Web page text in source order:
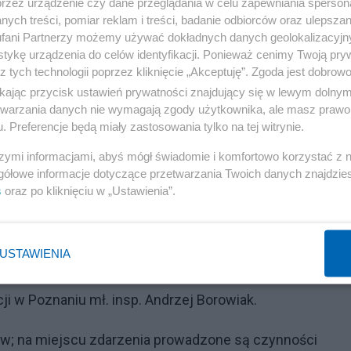
Reklama
uciekło z miejsca zdarzenia szarym
mieć przy sobie siekiery, tasaki i kije bejsbolowe.
porachunki.
potwierdził, że osoba, która trafiła do szpitala, to
dla całej jednostki policji w Pleszewie,
Poznaniu mł. insp. Andrzej Borowiak.
na miejscu zdarzenia prowadzone są czynności
treści, pomiar reklam i treści, badanie odbiorców oraz
Partnerzy możemy używać dokładnych danych
urządzenia do celów identyfikacji. Ponieważ cenimy Twoją
tych technologii poprzez kliknięcie „Akceptuję”. Zgoda jest
przycisk ustawień prywatności znajdujący się w lewym
danych nie wymagają zgody użytkownika, ale masz
Preferencje będą miały zastosowania tylko na tej witrynie.
informacjami, abyś mógł świadomie i komfortowo korzystać z
informacje dotyczące przetwarzania Twoich danych
oraz po kliknięciu w „Ustawienia”.
USTAWIENIA